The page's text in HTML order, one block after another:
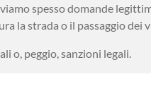
spesso domande
la strada o il passaggio dei
o, peggio, sanzioni legali.